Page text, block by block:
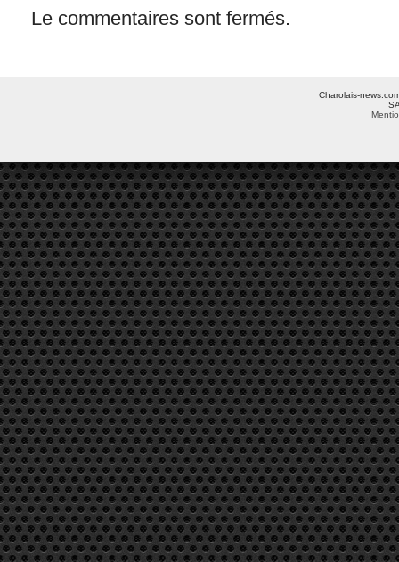
Le commentaires sont fermés.
Charolais-